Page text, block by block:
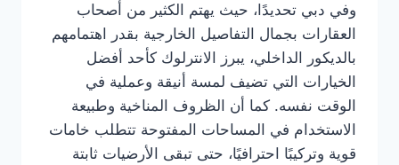
وفي دبي تحديدًا، حيث يهتم الكثير من أصحاب
العقارات بجمال التفاصيل الخارجية بقدر اهتمامهم
بالديكور الداخلي، يبرز الانترلوك كأحد أفضل
الخيارات التي تضيف لمسة أنيقة وعملية في
الوقت نفسه. كما أن الظروف المناخية وطبيعة
الاستخدام في المساحات المفتوحة تتطلب خامات
قوية وتركيبًا احترافيًا، حتى تبقى الأرضيات ثابتة